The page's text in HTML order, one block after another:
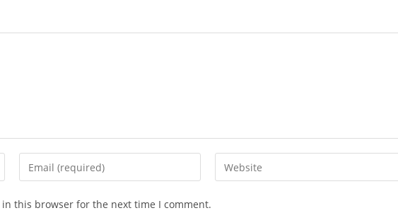
Enter
your
Enter
your
this browser for the next time I comment.